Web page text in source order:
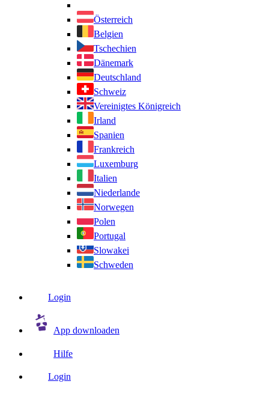
Österreich
Belgien
Tschechien
Dänemark
Deutschland
Schweiz
Vereinigtes Königreich
Irland
Spanien
Frankreich
Luxemburg
Italien
Niederlande
Norwegen
Polen
Portugal
Slowakei
Schweden
Login
App downloaden
Hilfe
Login